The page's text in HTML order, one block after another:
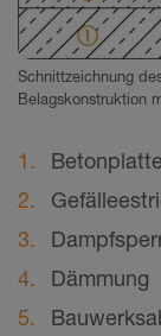
Schnittzeichnung
Belagskonstruktion
Betonplatte
Dämmung